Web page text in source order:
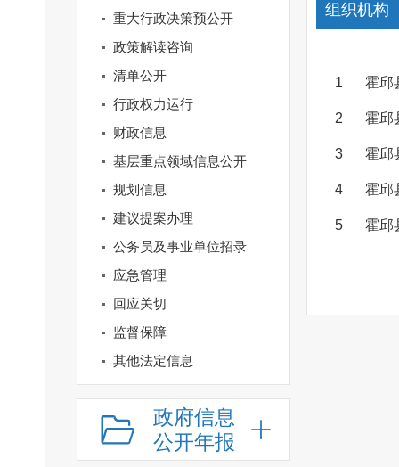
重大行政决策预公开
政策解读咨询
清单公开
行政权力运行
财政信息
基层重点领域信息公开
规划信息
建议提案办理
公务员及事业单位招录
应急管理
回应关切
监督保障
其他法定信息
政府信息
公开年报
组织机构
1 霍邱
2 霍邱
3 霍邱
4 霍邱
5 霍邱